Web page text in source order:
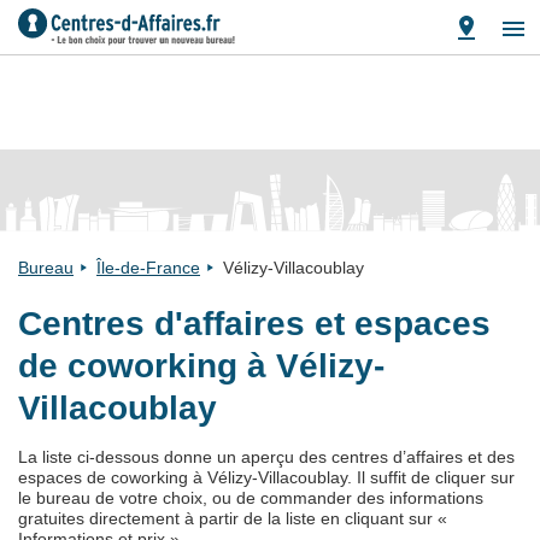
Bureau Île-de-France Vélizy-Villacoublay
Centres d'affaires et espaces
de coworking à Vélizy-
Villacoublay
La liste ci-dessous donne un aperçu des centres d’affaires et des
espaces de coworking à Vélizy-Villacoublay. Il suffit de cliquer sur
le bureau de votre choix, ou de commander des informations
gratuites directement à partir de la liste en cliquant sur «